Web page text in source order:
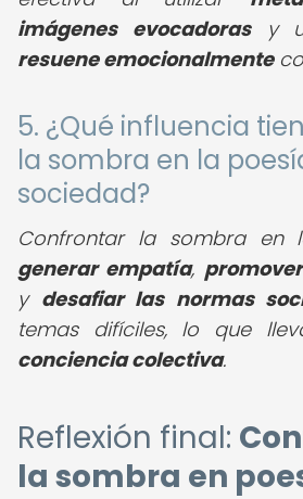
imágenes evocadorasy
resuene emocionalmente
5. ¿Qué influencia
la sombra en la
sociedad?
Confrontar la sombra en
generar empatía,
y desafiar las normas
temas difíciles, lo que
conciencia colectiva.
Reflexión final:
la sombra en